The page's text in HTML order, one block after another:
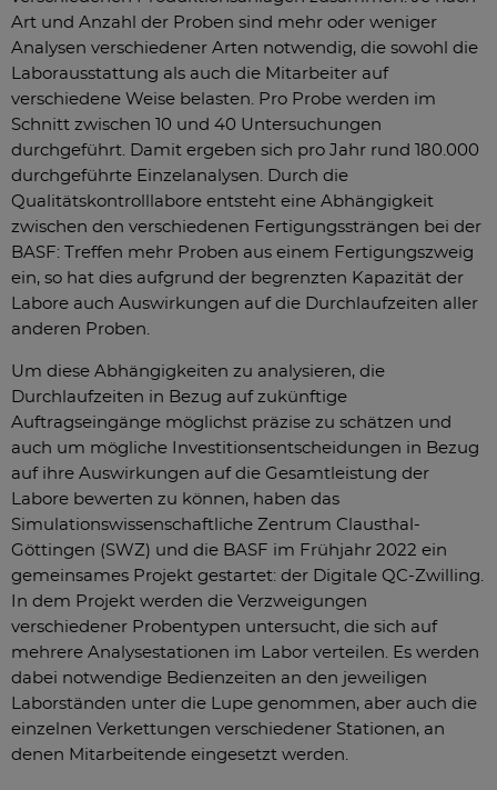
Art und Anzahl der Proben sind mehr oder weniger
Analysen verschiedener Arten notwendig, die sowohl die
Laborausstattung als auch die Mitarbeiter auf
verschiedene Weise belasten. Pro Probe werden im
Schnitt zwischen 10 und 40 Untersuchungen
durchgeführt. Damit ergeben sich pro Jahr rund 180.000
durchgeführte Einzelanalysen. Durch die
Qualitätskontrolllabore entsteht eine Abhängigkeit
zwischen den verschiedenen Fertigungssträngen bei der
BASF: Treffen mehr Proben aus einem Fertigungszweig
ein, so hat dies aufgrund der begrenzten Kapazität der
Labore auch Auswirkungen auf die Durchlaufzeiten aller
anderen Proben.
Um diese Abhängigkeiten zu analysieren, die
Durchlaufzeiten in Bezug auf zukünftige
Auftragseingänge möglichst präzise zu schätzen und
auch um mögliche Investitionsentscheidungen in Bezug
auf ihre Auswirkungen auf die Gesamtleistung der
Labore bewerten zu können, haben das
Simulationswissenschaftliche Zentrum Clausthal-
Göttingen (SWZ) und die BASF im Frühjahr 2022 ein
gemeinsames Projekt gestartet: der Digitale QC-Zwilling.
In dem Projekt werden die Verzweigungen
verschiedener Probentypen untersucht, die sich auf
mehrere Analysestationen im Labor verteilen. Es werden
dabei notwendige Bedienzeiten an den jeweiligen
Laborständen unter die Lupe genommen, aber auch die
einzelnen Verkettungen verschiedener Stationen, an
denen Mitarbeitende eingesetzt werden.